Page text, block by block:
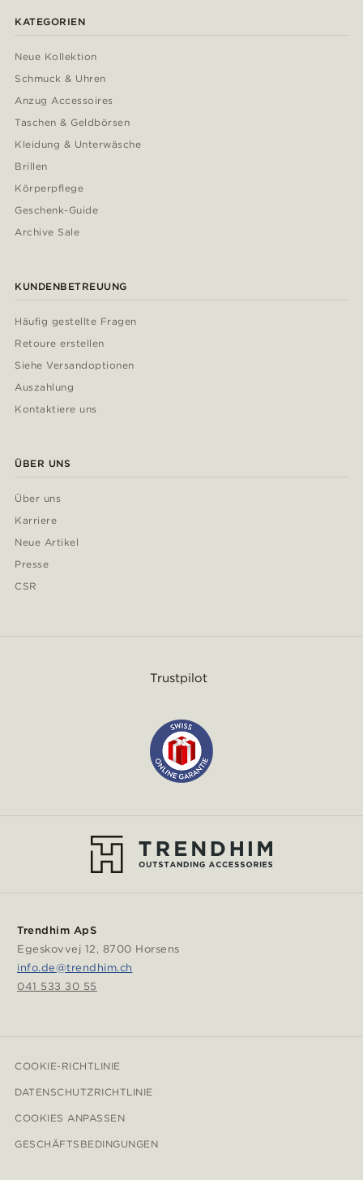
KATEGORIEN
Neue Kollektion
Schmuck & Uhren
Anzug Accessoires
Taschen & Geldbörsen
Kleidung & Unterwäsche
Brillen
Körperpflege
Geschenk-Guide
Archive Sale
KUNDENBETREUUNG
Häufig gestellte Fragen
Retoure erstellen
Siehe Versandoptionen
Auszahlung
Kontaktiere uns
ÜBER UNS
Über uns
Karriere
Neue Artikel
Presse
CSR
Trustpilot
Trendhim ApS
Egeskovvej 12, 8700 Horsens
info.de@trendhim.ch
041 533 30 55
COOKIE-RICHTLINIE
DATENSCHUTZRICHTLINIE
COOKIES ANPASSEN
GESCHÄFTSBEDINGUNGEN